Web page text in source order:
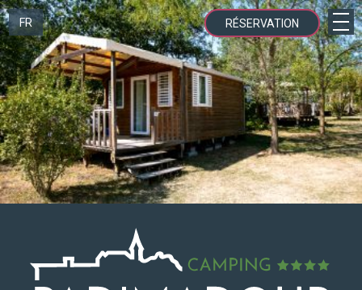
RÉSERVATION
FR